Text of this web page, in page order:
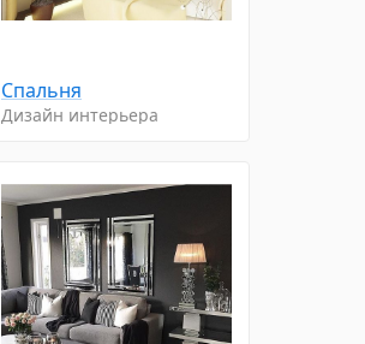
Спальня
Дизайн интерьера